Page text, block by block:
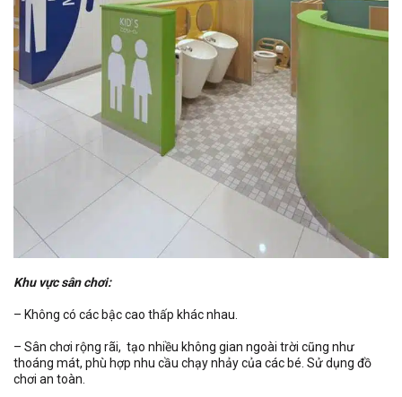
Khu vực sân chơi:
– Không có các bậc cao thấp khác nhau.
– Sân chơi rộng rãi, tạo nhiều không gian ngoài trời cũng như
thoáng mát, phù hợp nhu cầu chạy nhảy của các bé. Sử dụng đồ
chơi an toàn.